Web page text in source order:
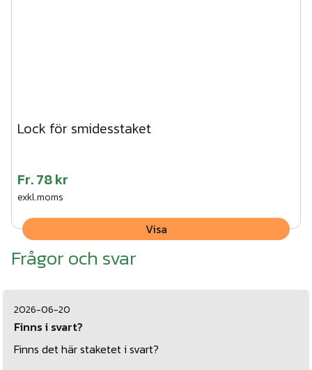
Lock för smidesstaket
Fr.78 kr
exkl.moms
Visa
Frågor och svar
2026-06-20
Finns i svart?
Finns det här staketet i svart?